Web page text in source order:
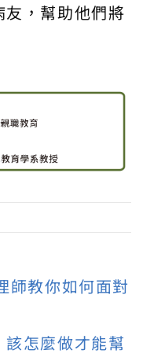
，幫助他們將
師教你如何面對
怎麼做才能幫